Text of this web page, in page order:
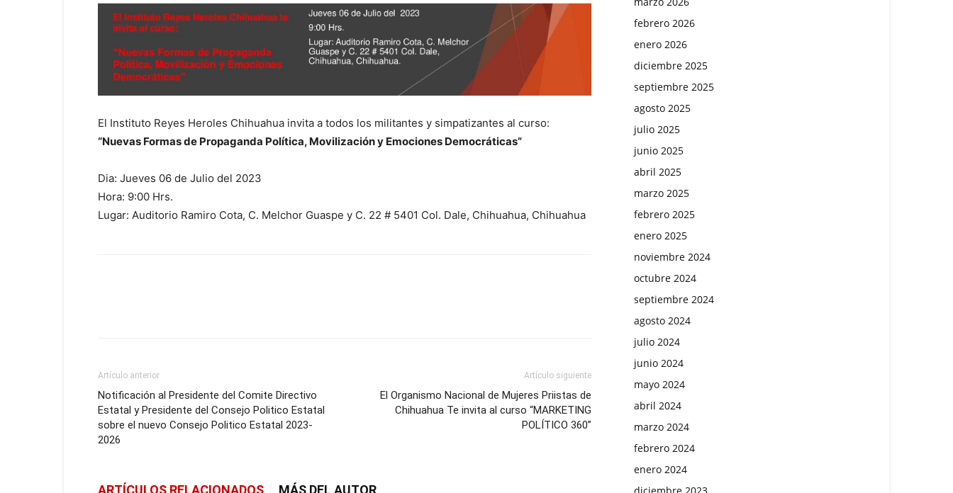
El Instituto Reyes Heroles Chihuahua invita a todos los militantes y simpatizantes al curso:
“Nuevas Formas de Propaganda Política, Movilización y Emociones Democráticas”
Dia: Jueves 06 de Julio del 2023
Hora: 9:00 Hrs.
Lugar: Auditorio Ramiro Cota, C. Melchor Guaspe y C. 22 # 5401 Col. Dale, Chihuahua, Chihuahua
Artículo anterior
Notificación al Presidente del Comite Directivo
Estatal y Presidente del Consejo Politico Estatal
sobre el nuevo Consejo Politico Estatal 2023-
2026
Artículo siguiente
El Organismo Nacional de Mujeres Priistas de
Chihuahua Te invita al curso “MARKETING
POLÍTICO 360”
febrero 2026
enero 2026
diciembre 2025
septiembre 2025
agosto 2025
julio 2025
junio 2025
abril 2025
marzo 2025
febrero 2025
enero 2025
noviembre 2024
octubre 2024
septiembre 2024
agosto 2024
julio 2024
junio 2024
mayo 2024
abril 2024
marzo 2024
febrero 2024
enero 2024